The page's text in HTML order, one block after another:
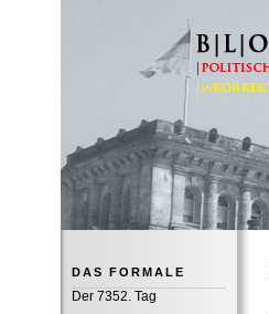
DAS FORMALE
Der 7352. Tag